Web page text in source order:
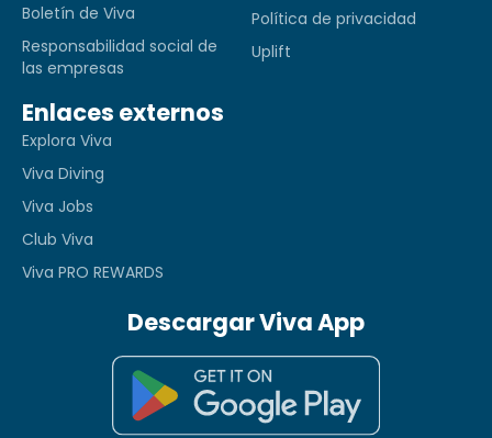
Boletín de Viva
Responsabilidad social de
las empresas
Política de privacidad
Uplift
Enlaces externos
Explora Viva
Viva Diving
Viva Jobs
Club Viva
Viva PRO REWARDS
Descargar Viva App